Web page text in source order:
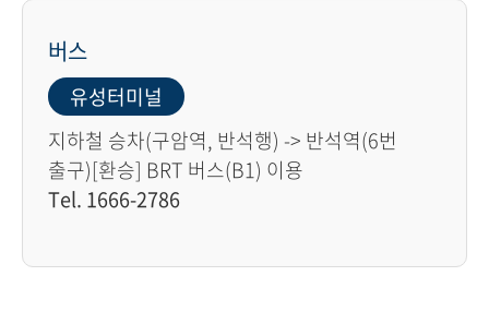
버스
유성터미널
지하철 승차(구암역, 반석행) -> 반석역(6번
출구)[환승] BRT 버스(B1) 이용
Tel. 1666-2786